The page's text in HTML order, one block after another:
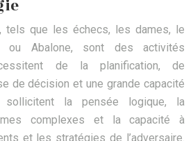
tels que les échecs, les dames, le
ou Abalone, sont des activités
de la planification, de
de décision et une grande capacité
sollicitent la pensée logique, la
complexes et la capacité à
et les stratégies de l’adversaire.